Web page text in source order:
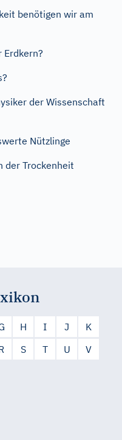
benötigen wir am
der Wissenschaft
Nützlinge
der Trockenheit
H I J
K
S T U
V